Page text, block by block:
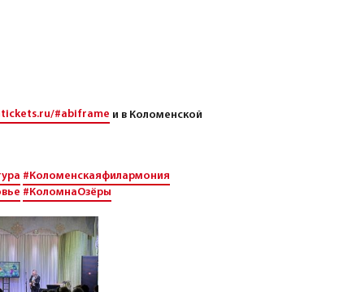
#abiframe и в Коломенской
#Коломенскаяфилармония
#КоломнаОзёры